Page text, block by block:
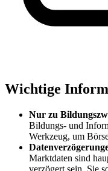
Wichtige
Nur zu
Bildungs- und
Werkzeug, um
Marktdaten sind